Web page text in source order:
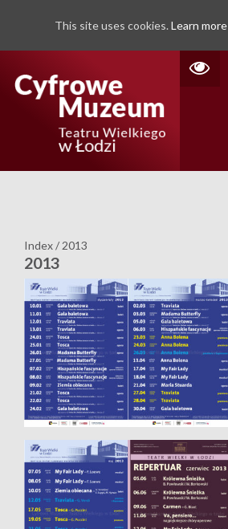
Index/ 2013
2013
This site uses cookies. Learn more